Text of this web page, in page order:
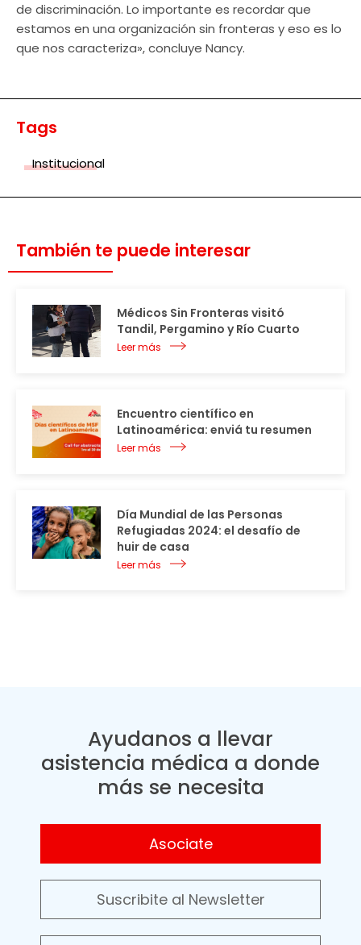
de discriminación. Lo importante es recordar que
estamos en una organización sin fronteras y eso es lo
que nos caracteriza», concluye Nancy.
Tags
Institucional
También te puede interesar
Médicos Sin Fronteras visitó
Tandil, Pergamino y Río Cuarto
Leer más
Encuentro científico en
Latinoamérica: enviá tu resumen
Leer más
Día Mundial de las Personas
Refugiadas 2024: el desafío de
huir de casa
Leer más
Ayudanos a llevar
asistencia médica a donde
más se necesita
Asociate
Suscribite al Newsletter